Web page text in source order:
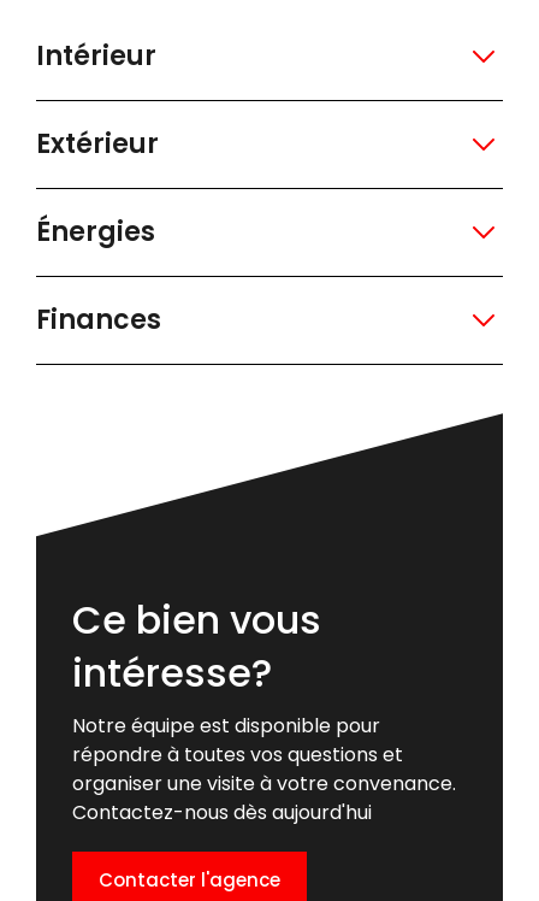
Intérieur
Extérieur
Énergies
Finances
Ce bien vous
intéresse?
Notre équipe est disponible pour
répondre à toutes vos questions et
organiser une visite à votre convenance.
Contactez-nous dès aujourd'hui
Contacter l'agence